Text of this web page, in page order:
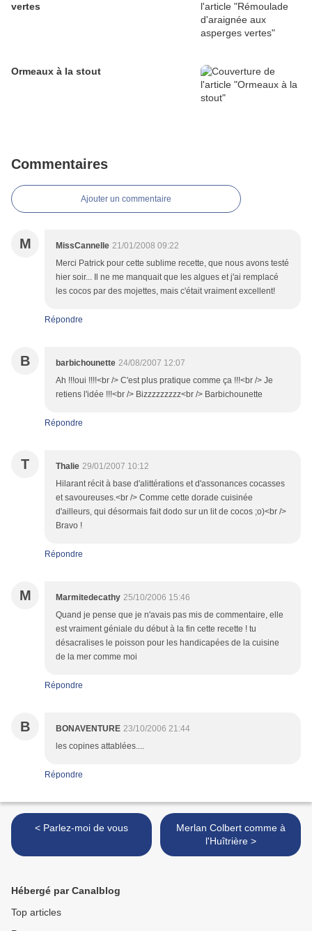
vertes
Ormeaux à la stout
Commentaires
Ajouter un commentaire
M MissCannelle 21/01/2008 09:22
Merci Patrick pour cette sublime recette, que nous avons testé
hier soir... Il ne me manquait que les algues et j'ai remplacé
les cocos par des mojettes, mais c'était vraiment excellent!
Répondre
B barbichounette 24/08/2007 12:07
Ah !!!oui !!!!<br /> C'est plus pratique comme ça !!!<br /> Je
retiens l'idée !!!<br /> Bizzzzzzzzz<br /> Barbichounette
Répondre
T Thalie 29/01/2007 10:12
Hilarant récit à base d'alittérations et d'assonances cocasses
et savoureuses.<br /> Comme cette dorade cuisinée
d'ailleurs, qui désormais fait dodo sur un lit de cocos ;o)<br />
Bravo !
Répondre
M Marmitedecathy 25/10/2006 15:46
Quand je pense que je n'avais pas mis de commentaire, elle
est vraiment géniale du début à la fin cette recette ! tu
désacralises le poisson pour les handicapées de la cuisine
de la mer comme moi
Répondre
B BONAVENTURE 23/10/2006 21:44
les copines attablées....
Répondre
< Parlez-moi de vous
Merlan Colbert comme à
l'Huîtrière >
Hébergé par Canalblog
Top articles